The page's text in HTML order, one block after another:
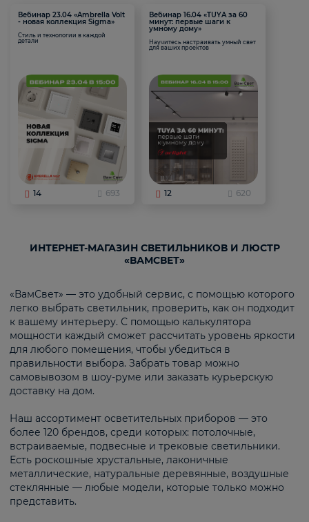
Вебинар 23.04 «Ambrella Volt
- новая коллекция Sigma»
Стиль и технологии в каждой
детали
14 693
Вебинар 16.04 «TUYA за 60
минут: первые шаги к
умному дому»
Научитесь настраивать умный свет
для ваших проектов
12 620
ИНТЕРНЕТ-МАГАЗИН СВЕТИЛЬНИКОВ И ЛЮСТР
«ВАМСВЕТ»
«ВамСвет» — это удобный сервис, с помощью которого
легко выбрать светильник, проверить, как он подходит
к вашему интерьеру. С помощью калькулятора
мощности каждый сможет рассчитать уровень яркости
для любого помещения, чтобы убедиться в
правильности выбора. Забрать товар можно
самовывозом в шоу-руме или заказать курьерскую
доставку на дом.
Наш ассортимент осветительных приборов — это
более 120 брендов, среди которых: потолочные,
встраиваемые, подвесные и трековые светильники.
Есть роскошные хрустальные, лаконичные
металлические, натуральные деревянные, воздушные
стеклянные — любые модели, которые только можно
представить.